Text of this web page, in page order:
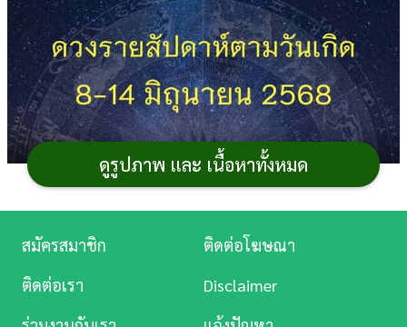
ดูรูปภาพ และ เนื้อหาทั้งหมด
การ
ศึกษา
บันเทิง
ดู
หนัง
สมัครสมาชิก
ติดต่อโฆษณา
ติดต่อเรา
Disclaimer